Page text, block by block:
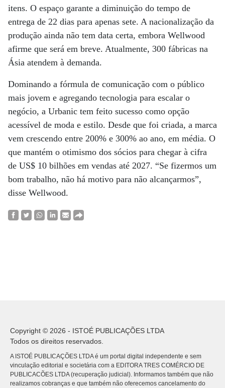
itens. O espaço garante a diminuição do tempo de
entrega de 22 dias para apenas sete. A nacionalização da
produção ainda não tem data certa, embora Wellwood
afirme que será em breve. Atualmente, 300 fábricas na
Ásia atendem à demanda.
Dominando a fórmula de comunicação com o público
mais jovem e agregando tecnologia para escalar o
negócio, a Urbanic tem feito sucesso como opção
acessível de moda e estilo. Desde que foi criada, a marca
vem crescendo entre 200% e 300% ao ano, em média. O
que mantém o otimismo dos sócios para chegar à cifra
de US$ 10 bilhões em vendas até 2027. “Se fizermos um
bom trabalho, não há motivo para não alcançarmos”,
disse Wellwood.
Copyright © 2026 - ISTOÉ PUBLICAÇÕES LTDA
Todos os direitos reservados.
A ISTOÉ PUBLICAÇÕES LTDA é um portal digital independente e sem
vinculação editorial e societária com a EDITORA TRES COMÉRCIO DE
PUBLICACÕES LTDA (recuperação judicial). Informamos também que não
realizamos cobranças e que também não oferecemos cancelamento do